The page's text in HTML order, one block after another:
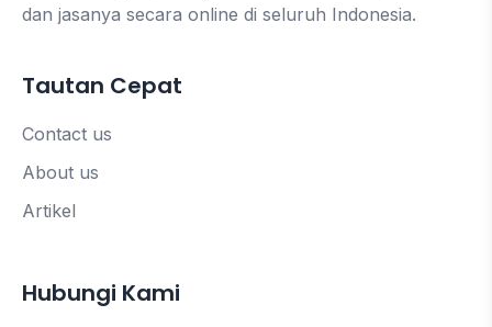
dan jasanya secara online di seluruh Indonesia.
Tautan Cepat
Contact us
About us
Artikel
Hubungi Kami